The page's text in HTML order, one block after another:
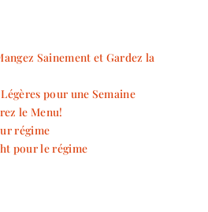
Sainement et Gardez la
pour une Semaine
le Menu!
régime
pour le régime